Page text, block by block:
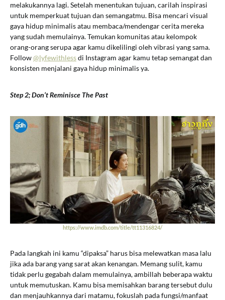
melakukannya lagi. Setelah menentukan tujuan, carilah inspirasi
untuk memperkuat tujuan dan semangatmu. Bisa mencari visual
gaya hidup minimalis atau membaca/mendengar cerita mereka
yang sudah memulainya. Temukan komunitas atau kelompok
orang-orang serupa agar kamu dikelilingi oleh vibrasi yang sama.
Follow@lyfewithlessdi Instagram agar kamu tetap semangat dan
konsisten menjalani gaya hidup minimalis ya.
Step 2; Don’t Reminisce The Past
https://www.imdb.com/title/tt11316824/
Pada langkah ini kamu “dipaksa” harus bisa melewatkan masa lalu
jika ada barang yang sarat akan kenangan. Memang sulit, kamu
tidak perlu gegabah dalam memulainya, ambillah beberapa waktu
untuk memutuskan. Kamu bisa memisahkan barang tersebut dulu
dan menjauhkannya dari matamu, fokuslah pada fungsi/manfaat